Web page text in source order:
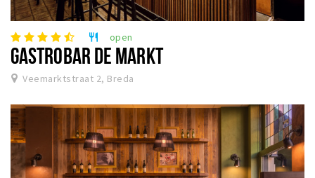
restaurant open
GASTROBAR DE MARKT
Veemarktstraat 2, Breda